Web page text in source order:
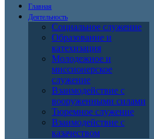
Главная
Деятельность
Социальное служение
Образование и
катехизация
Молодежное и
миссионерское
служение
Взаимодействие с
вооруженными силами
Тюремное служение
Взаимодействие с
казачеством